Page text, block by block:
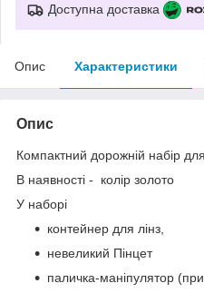
Доступна доставка
Опис Характеристики
Опис
Компактний дорожній набір
В наявності - колір золото
У наборі
контейнер для лінз,
невеликий Пінцет
паличка-маніпулятор